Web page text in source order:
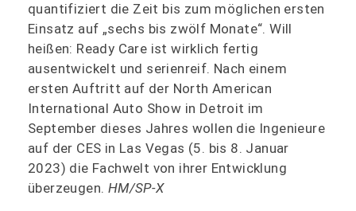
quantifiziert die Zeit bis zum möglichen ersten
Einsatz auf „sechs bis zwölf Monate“. Will
heißen: Ready Care ist wirklich fertig
ausentwickelt und serienreif. Nach einem
ersten Auftritt auf der North American
International Auto Show in Detroit im
September dieses Jahres wollen die Ingenieure
auf der CES in Las Vegas (5. bis 8. Januar
2023) die Fachwelt von ihrer Entwicklung
überzeugen. HM/SP-X